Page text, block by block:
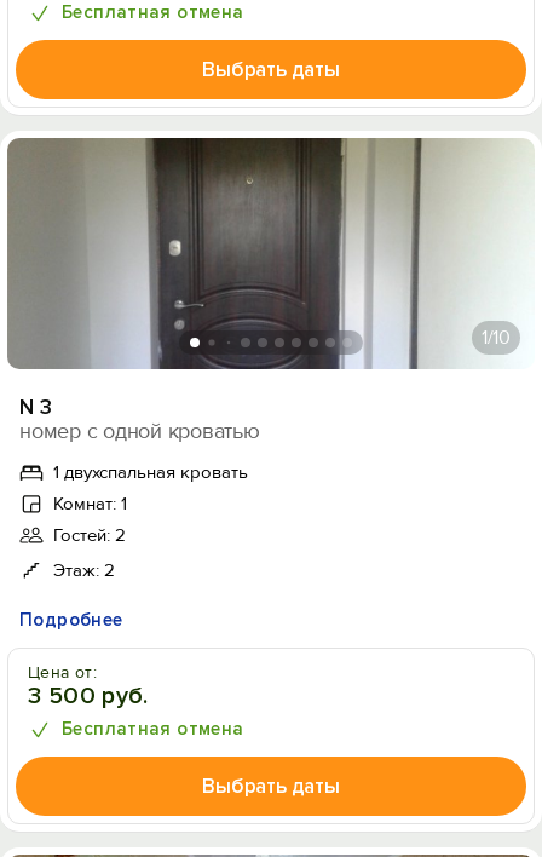
Бесплатная отмена
Выбрать даты
1/10
N 3
номер с одной кроватью
1 двухспальная кровать
Комнат: 1
Гостей: 2
Этаж: 2
Подробнее
Цена от:
3 500 руб.
Бесплатная отмена
Выбрать даты